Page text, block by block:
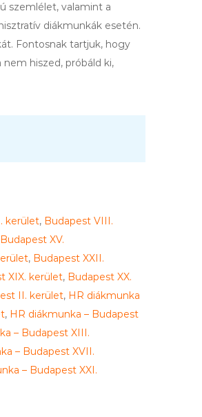
szemlélet, valamint a
diákmunkák esetén.
Fontosnak tartjuk, hogy
hiszed, próbáld ki,
kerület, Budapest VIII.
Budapest XV.
, Budapest XXII.
XIX. kerület, Budapest XX.
II. kerület, HR diákmunka
, HR diákmunka – Budapest
– Budapest XIII.
– Budapest XVII.
– Budapest XXI.